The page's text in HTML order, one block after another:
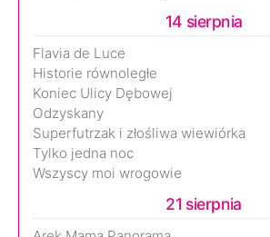
14 sierpnia
Flavia de Luce
Historie równoległe
Koniec Ulicy Dębowej
Odzyskany
Superfutrzak i złośliwa wiewiórka
Tylko jedna noc
Wszyscy moi wrogowie
21 sierpnia